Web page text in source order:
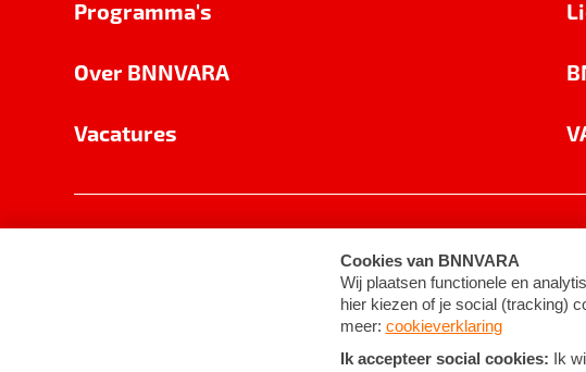
Programma's
Over BNNVARA
Vacatures
Cookie-instellingen Algemene